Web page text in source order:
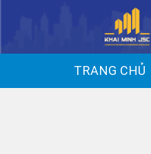
TRANG CHỦ